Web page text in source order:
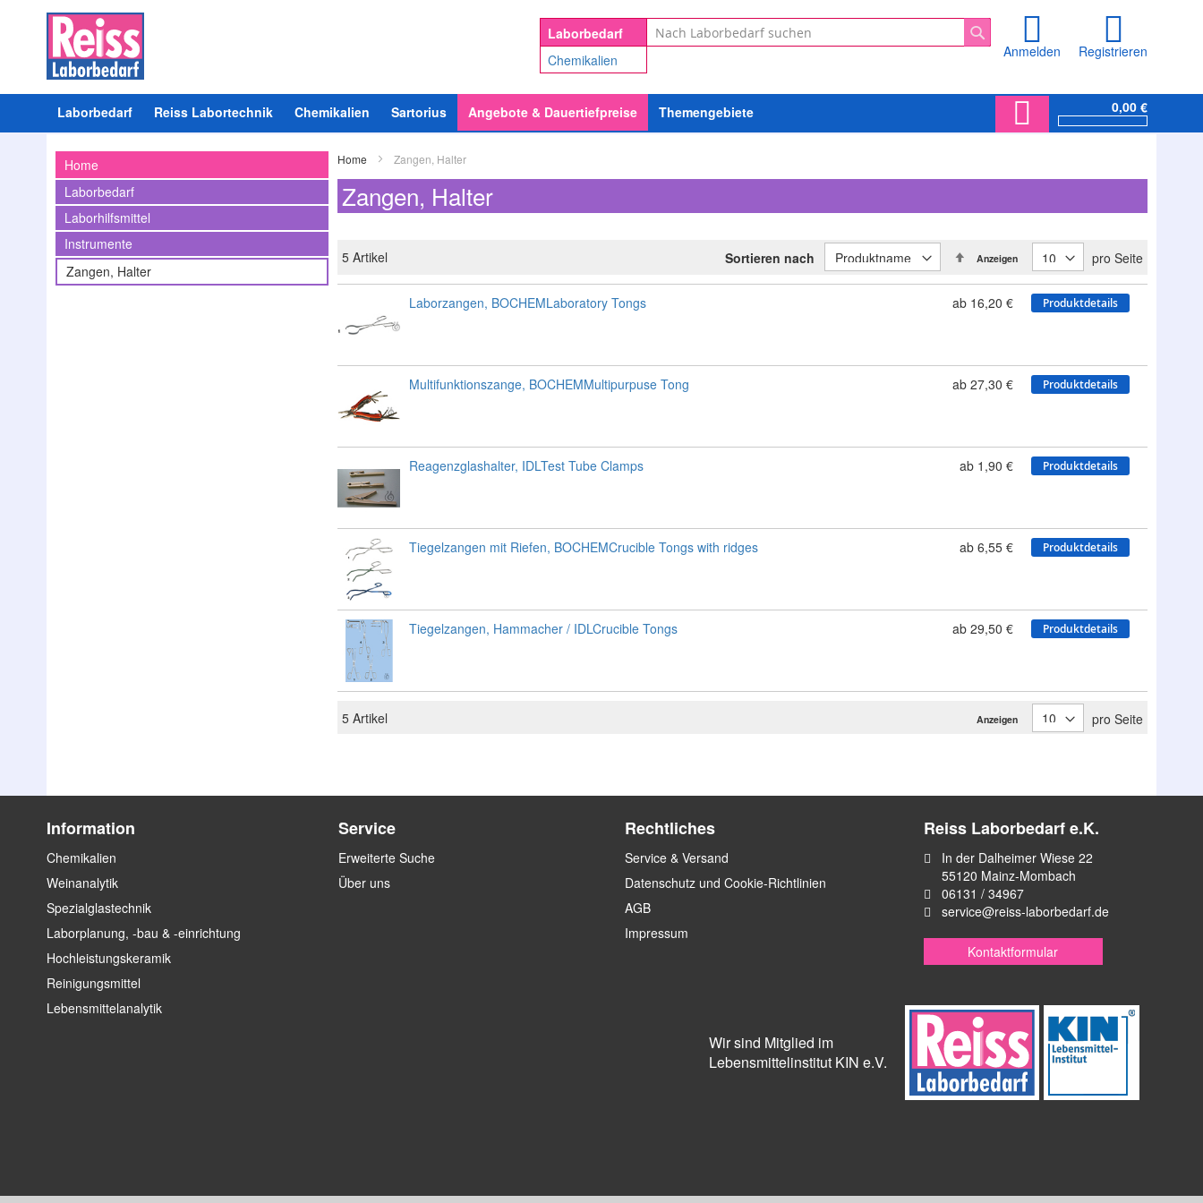
0,00 €
Anmelden Registrieren
Laborbedarf
Chemikalien
Suche
Suche
Laborbedarf Reiss Labortechnik Chemikalien Sartorius Angebote & Dauertiefpreise Themengebiete
Home Zangen, Halter
Zangen, Halter
5 Artikel Anzeigen pro Seite
Sortieren nach
absteigender
Reihenfolge
Laborzangen, BOCHEMLaboratory Tongs
ab 16,20 € Produktdetails
Multifunktionszange, BOCHEMMultipurpuse Tong ab 27,30 € Produktdetails
Reagenzglashalter, IDLTest Tube Clamps ab 1,90 € Produktdetails
Tiegelzangen mit Riefen, BOCHEMCrucible Tongs with ridges ab 6,55 € Produktdetails
Tiegelzangen, Hammacher / IDLCrucible Tongs ab 29,50 € Produktdetails
5 Artikel Anzeigen pro Seite
Home
Laborbedarf
Laborhilfsmittel
Instrumente
Zangen, Halter
Information
Chemikalien
Weinanalytik
Spezialglastechnik
Laborplanung, -bau & -einrichtung
Hochleistungskeramik
Reinigungsmittel
Lebensmittelanalytik
Service
Erweiterte Suche
Über uns
Rechtliches
Service & Versand
Datenschutz und Cookie-Richtlinien
AGB
Impressum
Reiss Laborbedarf e.K.
In der Dalheimer Wiese 22
55120 Mainz-Mombach
06131 / 34967
service@reiss-laborbedarf.de
Kontaktformular
Wir sind Mitglied im
Lebensmittelinstitut KIN e.V.